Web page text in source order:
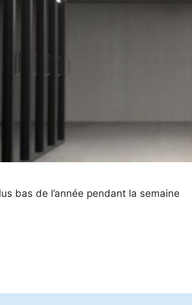
bas de l’année pendant la semaine